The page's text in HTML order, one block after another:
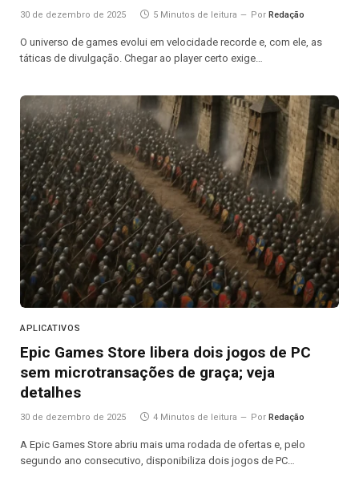
30 de dezembro de 2025 5 Minutos de leitura Por Redação
O universo de games evolui em velocidade recorde e, com ele, as
táticas de divulgação. Chegar ao player certo exige…
APLICATIVOS
Epic Games Store libera dois jogos de PC
sem microtransações de graça; veja
detalhes
30 de dezembro de 2025 4 Minutos de leitura Por Redação
A Epic Games Store abriu mais uma rodada de ofertas e, pelo
segundo ano consecutivo, disponibiliza dois jogos de PC…